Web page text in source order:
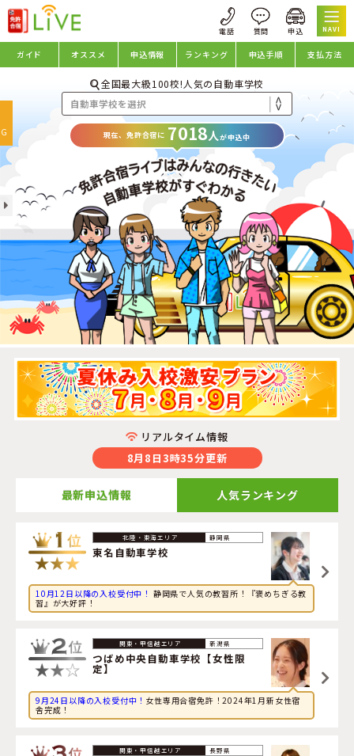
NAVI
ガイド オススメ 申込情報 ランキング 申込手順 支払方法
全国最大級100校!人気の自動車学校
現在、免許合宿に 7018人が申込中
リアルタイム情報
8月8日3時35分更新
最新申込情報
2026年8月8日
グルメに興味のある大学生が新潟県・
つばめ中央自動車学
校【女性限定】に申し込みました。
2026年8月8日
映画に興味のある専門学校生が福岡県・おんが自動車学校
2026年8月8日
読書に興味のある社会人が岩手県・
久慈自動車学校に申し
込みました。
2026年8月8日
人気ランキング
静岡県
東名自動車学校
10月12日以降の入校受付中！ 静岡県で人気の教習所！『褒めちぎる教
習』が大好評！
新潟県
つばめ中央自動車学校【女性限
定】
9月24日以降の入校受付中！ 女性専用合宿免許！2024年1月新女性宿
舎完成！
長野県